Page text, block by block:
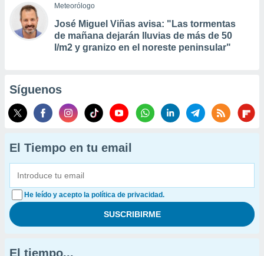
Meteorólogo
José Miguel Viñas avisa: "Las tormentas
de mañana dejarán lluvias de más de 50
l/m2 y granizo en el noreste peninsular"
Síguenos
El Tiempo en tu email
He leído y acepto la política de privacidad.
El tiempo...